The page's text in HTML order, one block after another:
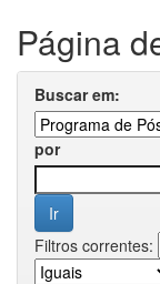
Página
Buscar em:
por
Filtros correntes: